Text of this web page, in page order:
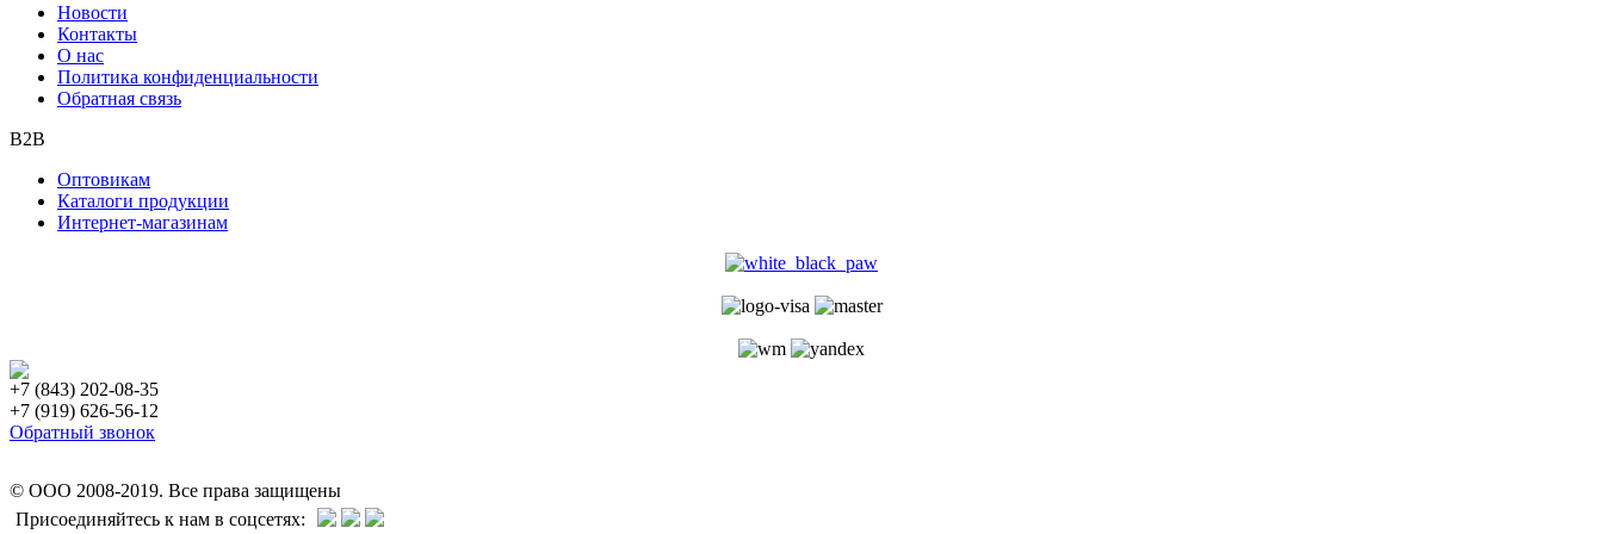
Новости
Контакты
О нас
Политика конфиденциальности
Обратная связь
B2B
Оптовикам
Каталоги продукции
Интернет-магазинам
+7 (843) 202-08-35
+7 (919) 626-56-12
Обратный звонок
© ООО 2008-2019. Все права защищены
Присоединяйтесь к нам в соцсетях: